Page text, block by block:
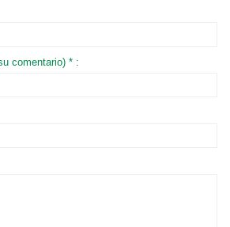
comentario) * :